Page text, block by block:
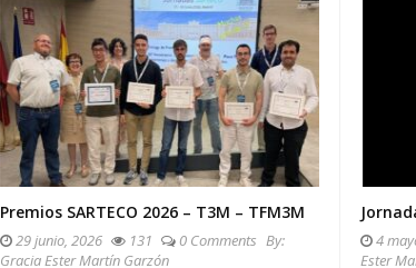
Premios SARTECO 2026 – T3M – TFM3M
29 junio, 2026 131 0 Comments By:
Gracia Ester Martín Garzón
4
Ester